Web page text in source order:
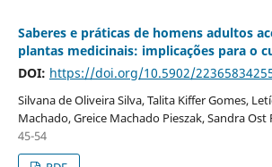
Saberes e práticas de homens adultos
plantas medicinais: implicações para o
DOI: https://doi.org/10.5902/
Silvana de Oliveira Silva, Talita Kiffer Gomes,
Machado, Greice Machado Pieszak, Sandra Ost
45-54